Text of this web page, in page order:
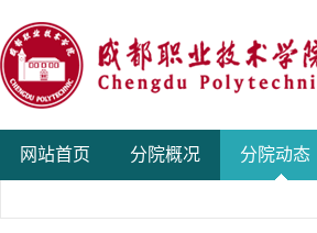
网站首页 分院概况 分院动态